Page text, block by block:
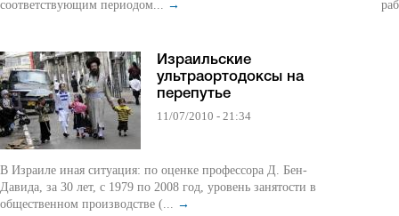
соответствующим периодом... →
Израильские
ультраортодоксы на
перепутье
11/07/2010 - 21:34
В Израиле иная ситуация: по оценке профессора Д. Бен-
Давида, за 30 лет, с 1979 по 2008 год, уровень занятости в
общественном производстве (... →